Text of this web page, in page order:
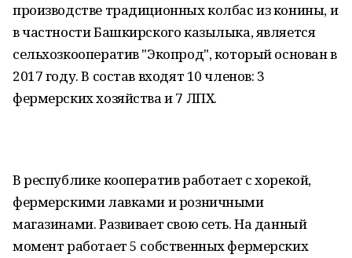
производстве традиционных колбас из конины, и
в частности Башкирского казылыка, является
сельхозкооператив "Экопрод", который основан в
2017 году. В состав входят 10 членов: 3
фермерских хозяйства и 7 ЛПХ.
В республике кооператив работает с хорекой,
фермерскими лавками и розничными
магазинами. Развивает свою сеть. На данный
момент работает 5 собственных фермерских